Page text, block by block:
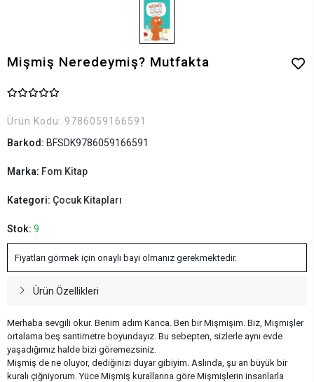
Mişmiş Neredeymiş? Mutfakta
Ürün Kodu: 9786059166591
Barkod: BFSDK9786059166591
Marka: Fom Kitap
Kategori: Çocuk Kitapları
Stok: 9
Fiyatları görmek için onaylı bayi olmanız gerekmektedir.
Ürün Özellikleri
Merhaba sevgili okur. Benim adım Kanca. Ben bir Mişmişim. Biz, Mişmişler
ortalama beş santimetre boyundayız. Bu sebepten, sizlerle aynı evde
yaşadığımız halde bizi göremezsiniz.
Mişmiş de ne oluyor, dediğinizi duyar gibiyim. Aslında, şu an büyük bir
kuralı çiğniyorum. Yüce Mişmiş kurallarına göre Mişmişlerin insanlarla